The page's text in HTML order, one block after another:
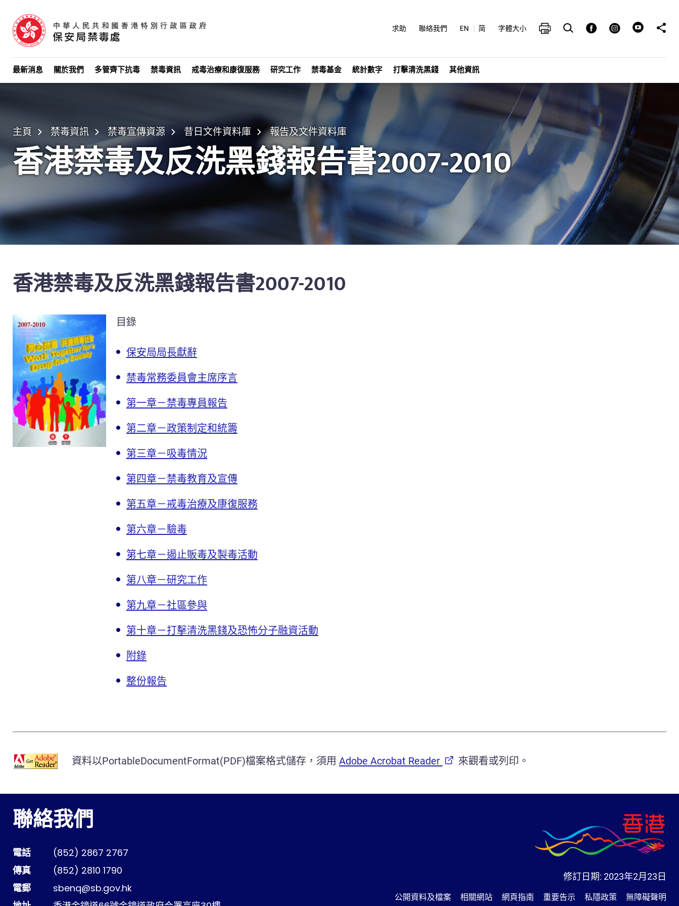
求助 聯絡我們 EN 简 字體大小 列印 打開搜索框FacebookInstagram 分享至
最新消息 關於我們 多管齊下抗毒 禁毒資訊 戒毒治療和康復服務 研究工作 禁毒基金 統計數字 打擊清洗黑錢 其他資訊
主頁 禁毒資訊 禁毒宣傳資源 昔日文件資料庫 報告及文件資料庫
香港禁毒及反洗黑錢報告書2007-2010
香港禁毒及反洗黑錢報告書2007-2010
目錄
保安局局長獻辭
禁毒常務委員會主席序言
第一章－禁毒專員報告
第二章－政策制定和統籌
第三章－吸毒情況
第四章－禁毒教育及宣傳
第五章－戒毒治療及康復服務
第六章－驗毒
第七章－遏止販毒及製毒活動
第八章－研究工作
第九章－社區參與
第十章－打擊清洗黑錢及恐怖分子融資活動
附錄
整份報告
資料以PortableDocumentFormat(PDF)檔案格式儲存，須用 Adobe Acrobat Reader 來觀看或列印。
聯絡我們
電話
(852) 2867 2767
傳真
(852) 2810 1790
電郵
sbenq@sb.gov.hk
修訂日期: 2023年2月23日
公開資料及檔案 相關網站 網頁指南 重要告示 私隱政策 無障礙聲明